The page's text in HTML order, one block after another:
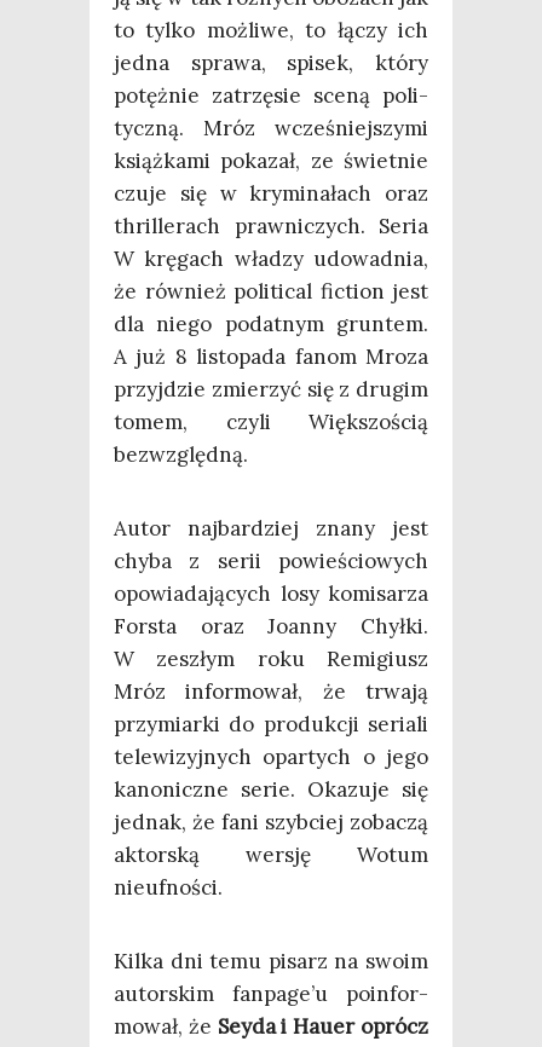
to tyl­ko moż­li­we, to łączy ich
jed­na spra­wa, spi­sek, któ­ry
potęż­nie zatrzę­sie sce­ną poli­
tycz­ną. Mróz wcze­śniej­szy­mi
książ­ka­mi poka­zał, ze świet­nie
czu­je się w kry­mi­na­łach oraz
thril­le­rach praw­ni­czych. Seria
W krę­gach wła­dzy udo­wad­nia,
że rów­nież poli­ti­cal fic­tion jest
dla nie­go podat­nym grun­tem.
A już 8 listo­pa­da fanom Mro­za
przyj­dzie zmie­rzyć się z dru­gim
tomem, czy­li Więk­szo­ścią
bezwzględną.
Autor naj­bar­dziej zna­ny jest
chy­ba z serii powie­ścio­wych
opo­wia­da­ją­cych losy komi­sa­rza
For­sta oraz Joan­ny Chył­ki.
W zeszłym roku Remi­giusz
Mróz infor­mo­wał, że trwa­ją
przy­miar­ki do pro­duk­cji seria­li
tele­wi­zyj­nych opar­tych o jego
kano­nicz­ne serie. Oka­zu­je się
jed­nak, że fani szyb­ciej zoba­czą
aktor­ską wer­sję Wotum
nieufności.
Kil­ka dni temu pisarz na swo­im
autor­skim fanpage’u poin­for­
mo­wał, że Sey­da i Hau­er oprócz